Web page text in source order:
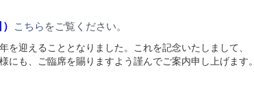
こちらをご覧ください。
を迎えることとなりました。これを記念いたしまして
にも、ご臨席を賜りますよう謹んでご案内申し上げま